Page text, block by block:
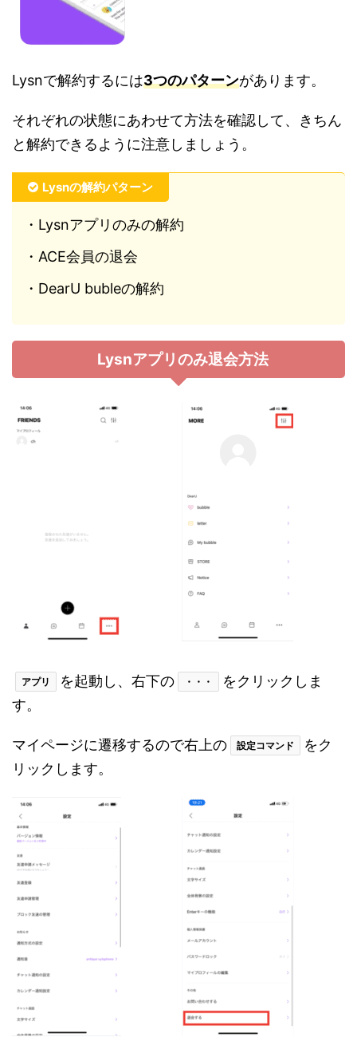
Lysnで解約するには3つのパターンがあります。
それぞれの状態にあわせて方法を確認して、きちん
と解約できるように注意しましょう。
Lysnの解約パターン
・Lysnアプリのみの解約
・ACE会員の退会
・DearU bubleの解約
Lysnアプリのみ退会方法
アプリ を起動し、右下の ・・・
をクリックしま
す。
マイページに遷移するので右上の 設定コマンド
をク
リックします。